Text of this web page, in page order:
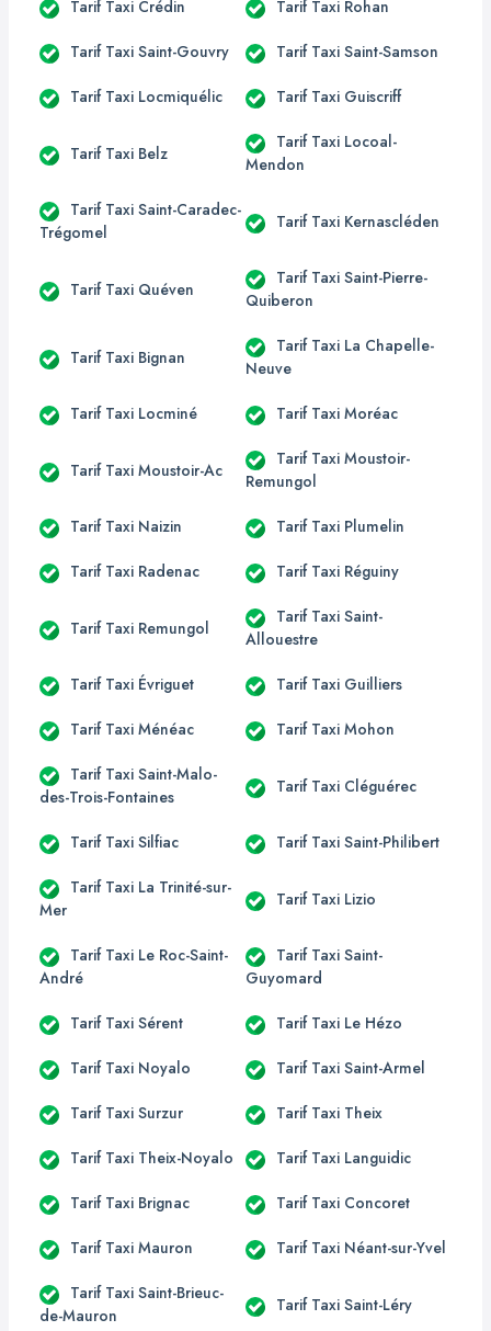
Tarif Taxi Crédin Tarif Taxi Rohan
Tarif Taxi Saint-Gouvry Tarif Taxi Saint-Samson
Tarif Taxi Locmiquélic Tarif Taxi Guiscriff
Tarif Taxi Belz
Tarif Taxi Locoal-
Mendon
Tarif Taxi Saint-Caradec-
Trégomel
Tarif Taxi Kernascléden
Tarif Taxi Quéven
Tarif Taxi Saint-Pierre-
Quiberon
Tarif Taxi Bignan
Tarif Taxi La Chapelle-
Neuve
Tarif Taxi Locminé Tarif Taxi Moréac
Tarif Taxi Moustoir-Ac
Tarif Taxi Moustoir-
Remungol
Tarif Taxi Naizin Tarif Taxi Plumelin
Tarif Taxi Radenac Tarif Taxi Réguiny
Tarif Taxi Remungol
Tarif Taxi Saint-
Allouestre
Tarif Taxi Évriguet Tarif Taxi Guilliers
Tarif Taxi Ménéac Tarif Taxi Mohon
Tarif Taxi Saint-Malo-
des-Trois-Fontaines
Tarif Taxi Cléguérec
Tarif Taxi Silfiac Tarif Taxi Saint-Philibert
Tarif Taxi La Trinité-sur-
Mer
Tarif Taxi Lizio
Tarif Taxi Le Roc-Saint-
André
Tarif Taxi Saint-
Guyomard
Tarif Taxi Sérent Tarif Taxi Le Hézo
Tarif Taxi Noyalo Tarif Taxi Saint-Armel
Tarif Taxi Surzur Tarif Taxi Theix
Tarif Taxi Theix-Noyalo Tarif Taxi Languidic
Tarif Taxi Brignac Tarif Taxi Concoret
Tarif Taxi Mauron Tarif Taxi Néant-sur-Yvel
Tarif Taxi Saint-Brieuc-
de-Mauron
Tarif Taxi Saint-Léry